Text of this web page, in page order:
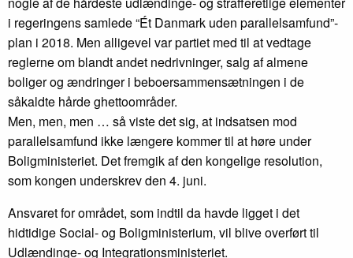
i regeringens samlede “Ét Danmark uden parallelsamfund”-
plan i 2018. Men alligevel var partiet med til at vedtage
reglerne om blandt andet nedrivninger, salg af almene
boliger og ændringer i beboersammensætningen i de
såkaldte hårde ghettoområder.
Men, men, men … så viste det sig, at indsatsen mod
parallelsamfund ikke længere kommer til at høre under
Boligministeriet. Det fremgik af den kongelige resolution,
som kongen underskrev den 4. juni.
Ansvaret for området, som indtil da havde ligget i det
hidtidige Social- og Boligministerium, vil blive overført til
Udlændinge- og Integrationsministeriet.